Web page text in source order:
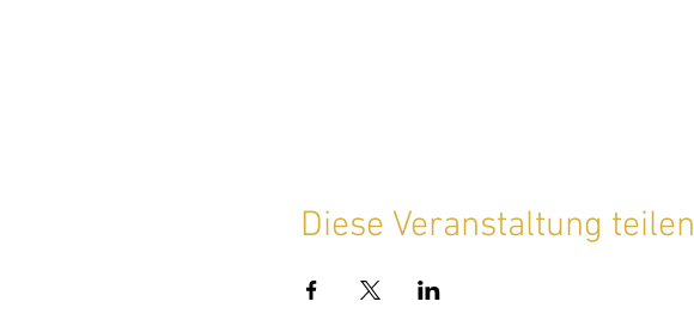
Diese Veranstaltung teilen